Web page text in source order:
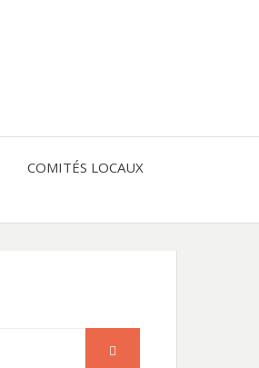
COMITÉS LOCAUX